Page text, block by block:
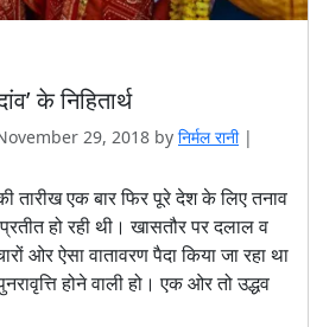
के निहितार्थ
29, 2018 by निर्मल रानी |
तारीख एक बार फिर पूरे देश के लिए तनाव
हो रही थी। खासतौर पर दलाल व
ओर ऐसा वातावरण पैदा किया जा रहा था
होने वाली हो। एक ओर तो उद्धव